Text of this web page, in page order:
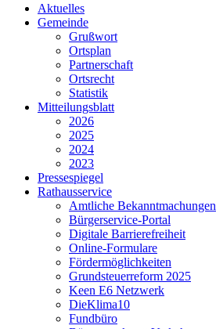
Aktuelles
Gemeinde
Grußwort
Ortsplan
Partnerschaft
Ortsrecht
Statistik
Mitteilungsblatt
2026
2025
2024
2023
Pressespiegel
Rathausservice
Amtliche Bekanntmachungen
Bürgerservice-Portal
Digitale Barrierefreiheit
Online-Formulare
Fördermöglichkeiten
Grundsteuerreform 2025
Keen E6 Netzwerk
DieKlima10
Fundbüro